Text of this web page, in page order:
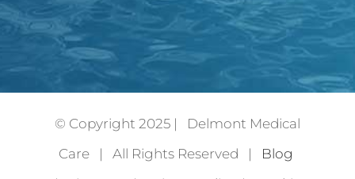
© Copyright 2025 | Delmont Medical
Care | All Rights Reserved | Blog